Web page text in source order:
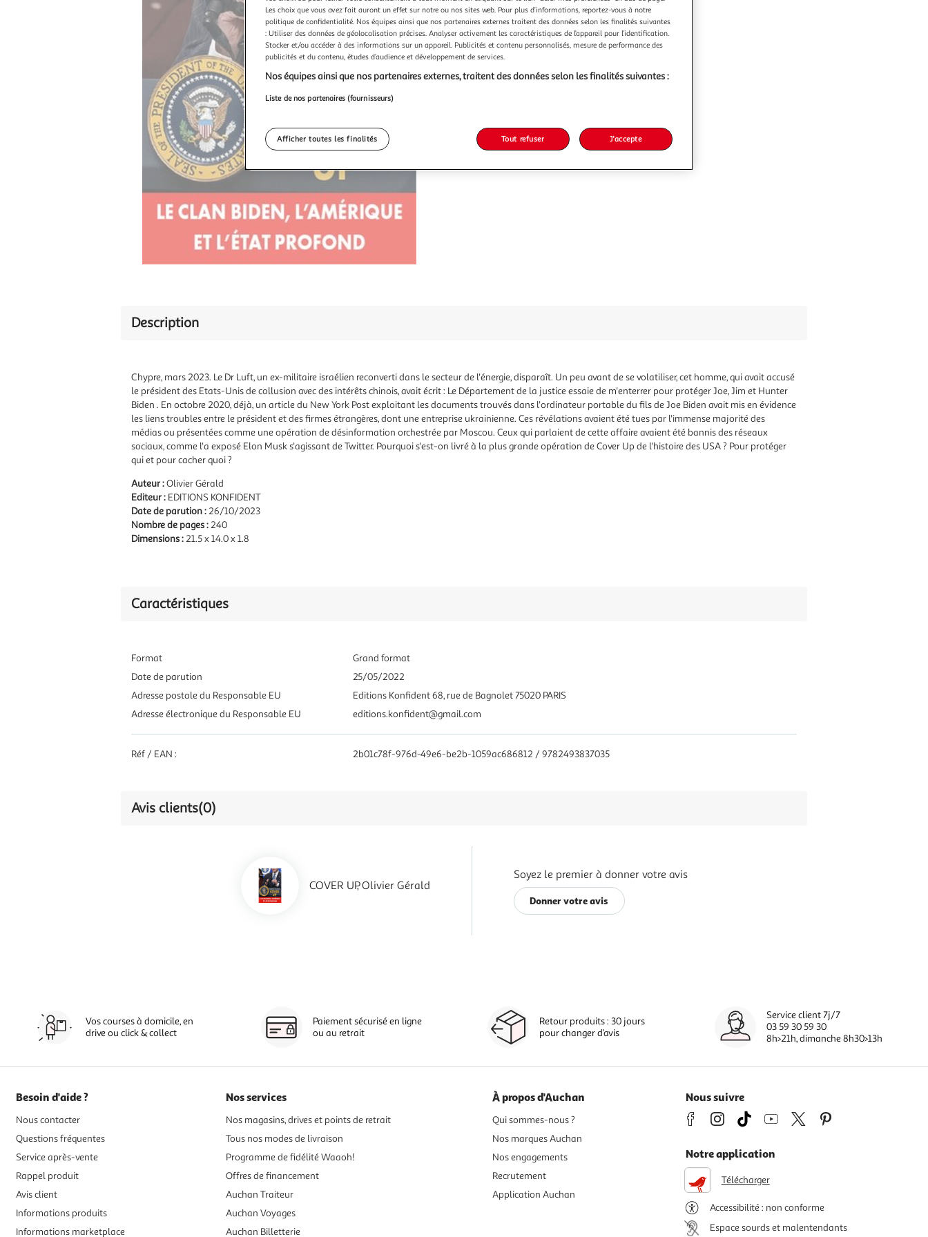
Description
Chypre, mars 2023. Le Dr Luft, un ex-militaire israélien reconverti dans le secteur de l'énergie, disparaît. Un peu avant de se volatiliser, cet homme, qui avait accusé
le président des Etats-Unis de collusion avec des intérêts chinois, avait écrit : Le Département de la justice essaie de m'enterrer pour protéger Joe, Jim et Hunter
Biden . En octobre 2020, déjà, un article du New York Post exploitant les documents trouvés dans l'ordinateur portable du fils de Joe Biden avait mis en évidence
les liens troubles entre le président et des firmes étrangères, dont une entreprise ukrainienne. Ces révélations avaient été tues par l'immense majorité des
médias ou présentées comme une opération de désinformation orchestrée par Moscou. Ceux qui parlaient de cette affaire avaient été bannis des réseaux
sociaux, comme l'a exposé Elon Musk s'agissant de Twitter. Pourquoi s'est-on livré à la plus grande opération de Cover Up de l'histoire des USA ? Pour protéger
qui et pour cacher quoi ?
Auteur :Olivier Gérald
Editeur : EDITIONS KONFIDENT
Date de parution :26/10/2023
Nombre de pages :240
Dimensions :21.5 x 14.0 x 1.8
Caractéristiques
Format
Grand format
Date de parution
25/05/2022
Adresse postale du Responsable EU
Editions Konfident 68, rue de Bagnolet 75020 PARIS
Adresse électronique du Responsable EU
editions.konfident@gmail.com
Réf / EAN : 2b01c78f-976d-49e6-be2b-1059ac686812 / 9782493837035
Avis clients(0)
COVER UP, Olivier Gérald
Soyez le premier à donner votre avis
Donner votre avis
Vos courses à domicile, en
drive ou click & collect
Paiement sécurisé en ligne
ou au retrait
Retour produits : 30 jours
pour changer d’avis
Service client 7j/7
03 59 30 59 30
8h>21h, dimanche 8h30>13h
Besoin d'aide ?
Nous contacter
Questions fréquentes
Service après-vente
Rappel produit
Avis client
Informations produits
Informations marketplace
Nos services
Nos magasins, drives et points de retrait
Tous nos modes de livraison
Programme de fidélité Waaoh!
Offres de financement
Auchan Traiteur
Auchan Voyages
Auchan Billetterie
À propos d'Auchan
Qui sommes-nous ?
Nos marques Auchan
Nos engagements
Recrutement
Application Auchan
Nous suivre
Notre application
Télécharger
Accessibilité : non conforme
Espace sourds et malentendants
Les choix que vous avez fait auront un effet sur notre ou nos sites web. Pour plus d’informations, reportez-vous à notre
politique de confidentialité. Nos équipes ainsi que nos partenaires externes traitent des données selon les finalités suivantes
: Utiliser des données de géolocalisation précises. Analyser activement les caractéristiques de l’appareil pour l’identification.
Stocker et/ou accéder à des informations sur un appareil. Publicités et contenu personnalisés, mesure de performance des
publicités et du contenu, études d’audience et développement de services.
Nos équipes ainsi que nos partenaires externes, traitent des données selon les finalités suivantes :
Liste de nos partenaires (fournisseurs)
Afficher toutes les finalités Tout refuser J'accepte